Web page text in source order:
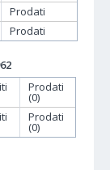
Prodati
Prodati
Prodati
(0)
Prodati
(0)